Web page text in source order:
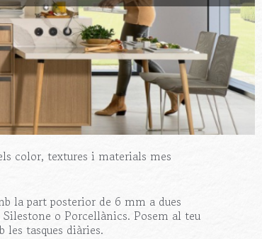
color, textures i materials mes
la part posterior de 6 mm a dues
o Porcellànics. Posem al teu
tasques diàries.